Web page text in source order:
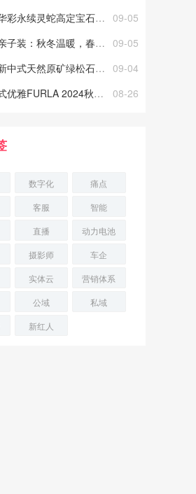
09-05
蛇高定宝石香水闪耀亮相 独一无二的香氛瑰宝
09-05
装：秋冬温暖，春款绚烂》
09-04
原矿绿松石项链串珠国风锁骨链：璀璨国风之韵》
08-26
雅FURLA 2024秋冬系列
数字化
痛点
客服
智能
直播
动力电池
摄影师
车企
实体云
营销体系
公域
私域
新红人